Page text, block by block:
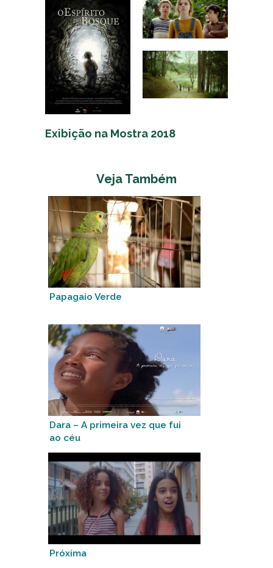
Exibição na Mostra 2018
Veja Também
Papagaio Verde
Dara – A primeira vez que fui
ao céu
Próxima